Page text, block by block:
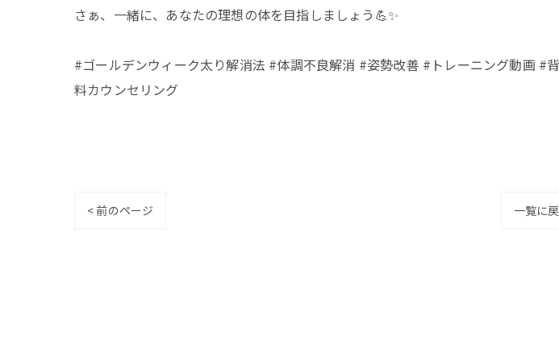
さぁ、一緒に、あなたの理想の体を目指しましょう💪✨
#ゴールデンウィーク太り解消法 #体調不良解消 #姿勢改善 #トレーニング動画
料カウンセリング
< 前のページ 一覧に